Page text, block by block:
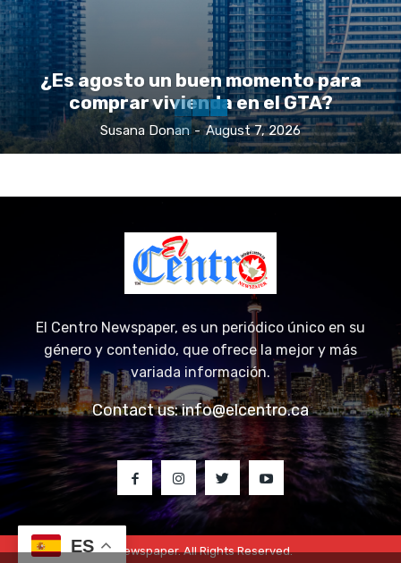
¿Es agosto un buen momento para
comprar vivienda en el GTA?
Susana Donan August 7, 2026
El Centro Newspaper, es un periódico único en su
género y contenido, que ofrece la mejor y más
variada información.
Contact us:info@elcentro.ca
ES